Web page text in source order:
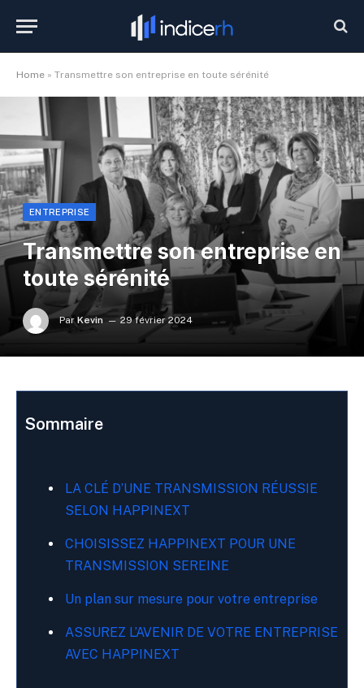
Home » Transmettre son entreprise en toute sérénité
ENTREPRISE
Transmettre son entreprise en
toute sérénité
Par Kevin 29 février 2024
Sommaire
LA CLÉ D’UNE TRANSMISSION RÉUSSIE
SELON HAPPINEXT
CHOISISSEZ HAPPINEXT POUR UNE
TRANSMISSION SEREINE
Un plan sur mesure pour votre entreprise
ASSUREZ L’AVENIR DE VOTRE ENTREPRISE
AVEC HAPPINEXT